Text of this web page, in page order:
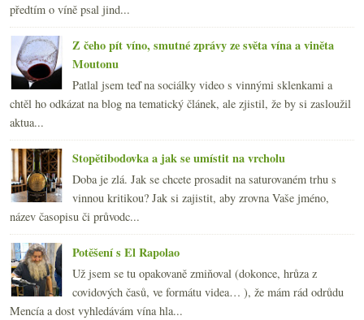
předtím o víně psal jind...
Z čeho pít víno, smutné zprávy ze světa vína a viněta
Moutonu
Patlal jsem teď na sociálky video s vinnými sklenkami a
chtěl ho odkázat na blog na tematický článek, ale zjistil, že by si zasloužil
aktua...
Stopětibodovka a jak se umístit na vrcholu
Doba je zlá. Jak se chcete prosadit na saturovaném trhu s
vinnou kritikou? Jak si zajistit, aby zrovna Vaše jméno,
název časopisu či průvodc...
Potěšení s El Rapolao
Už jsem se tu opakovaně zmiňoval (dokonce, hrůza z
covidových časů, ve formátu videa… ), že mám rád odrůdu
Mencía a dost vyhledávám vína hla...